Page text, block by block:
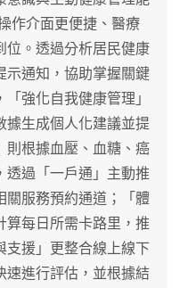
作介面更便捷、醫療
位。透過分析居民健康
示通知，協助掌握關鍵
強化自我健康管理」
據生成個人化建議並提
則根據血壓、血糖、癌
透過「一戶通」主動推
關服務預約通道；「體
算每日所需卡路里，推
支援」更整合線上線下
速進行評估，並根據結